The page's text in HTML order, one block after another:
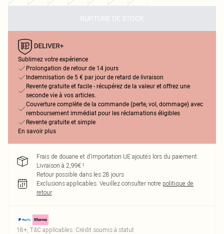
RUPTURE DE STOCK
Sublimez votre expérience
Prolongation de retour de 14 jours
Indemnisation de 5 € par jour de retard de livraison
Revente gratuite et facile - récupérez de la valeur et offrez une
seconde vie à vos articles.
Couverture complète de la commande (perte, vol, dommage) avec
remboursement immédiat pour les réclamations éligibles
Revente gratuite et simple
En savoir plus
Frais de douane et d’importation UE ajoutés lors du paiement.
Livraison à 2,99€ !
Retour possible dans les 28 jours
Exclusions applicables. Veuillez consulter notre politique de
retour
18+, T&C applicables. Crédit soumis à statut